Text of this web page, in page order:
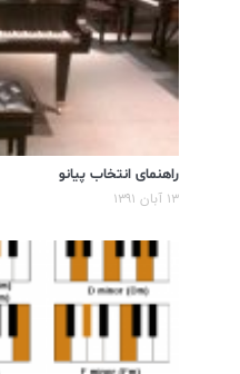
راهنمای انتخاب پیانو
۱۳ آبان ۱۳۹۱